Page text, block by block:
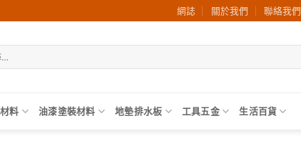
網誌 關於我們 聯絡我們
料 油漆塗裝材料 地墊排水板 工具五金 生活百貨